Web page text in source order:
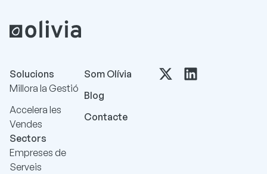
Solucions
Millora la Gestió
Accelera les
Vendes
Sectors
Empreses de
Serveis
Som Olívia
Blog
Contacte